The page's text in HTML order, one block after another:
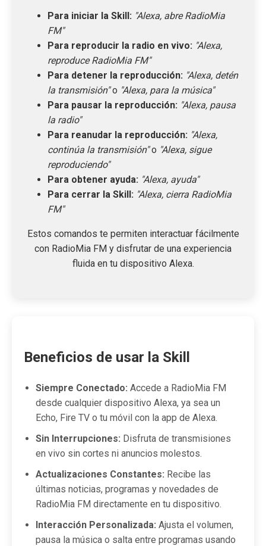
Para iniciar la Skill: "Alexa, abre RadioMia
FM"
Para reproducir la radio en vivo: "Alexa,
reproduce RadioMia FM"
Para detener la reproducción: "Alexa, detén
la transmisión"o "Alexa, para la música"
Para pausar la reproducción: "Alexa, pausa
la radio"
Para reanudar la reproducción: "Alexa,
continúa la transmisión"o "Alexa, sigue
reproduciendo"
Para obtener ayuda: "Alexa, ayuda"
Para cerrar la Skill: "Alexa, cierra RadioMia
FM"
Estos comandos te permiten interactuar fácilmente
con RadioMia FM y disfrutar de una experiencia
fluida en tu dispositivo Alexa.
Beneficios de usar la Skill
Siempre Conectado: Accede a RadioMia FM
desde cualquier dispositivo Alexa, ya sea un
Echo, Fire TV o tu móvil con la app de Alexa.
Sin Interrupciones: Disfruta de transmisiones
en vivo sin cortes ni anuncios molestos.
Actualizaciones Constantes: Recibe las
últimas noticias, programas y novedades de
RadioMia FM directamente en tu dispositivo.
Interacción Personalizada: Ajusta el volumen,
pausa la música o salta entre programas usando